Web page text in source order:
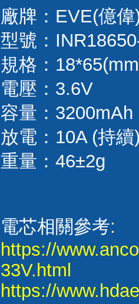
廠牌：EVE(億偉
型號：
規格：
電壓：3.6V
容量：3200mAh
放電：10A (持續
重量：46±2g
電芯相關參考:
https://
33V.html
https://